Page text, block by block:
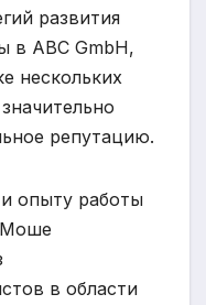
развития
в ABC GmbH,
нескольких
репутацию.
опыту работы
Моше
в области